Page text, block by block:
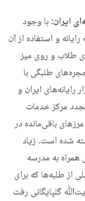
با وجود
و استفاده از آن
طلاب و روی میز
طلبگی با
رایانه‌های ایران و
مرکز خدمات
باقی‌مانده در
شده است. زیاد
به مدرسه
از طلبه‌ها که برای
گلپایگانی رفت